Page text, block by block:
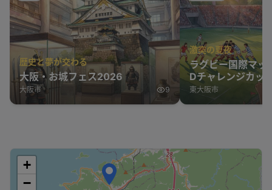
歴史と夢が交わる
大阪・お城フェス2026
大阪市 9
激突の夏夜
ラグビー国際マッ
Dチャレンジカッ
表 vs オーストラ
東大阪市
+
−